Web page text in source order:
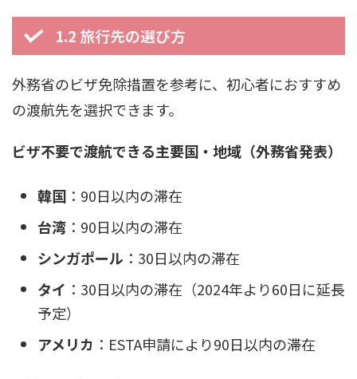
1.2 旅行先の選び方
外務省のビザ免除措置を参考に、初心者におすすめ
の渡航先を選択できます。
ビザ不要で渡航できる主要国・地域（外務省発表）
韓国 ：90日以内の滞在
台湾 ：90日以内の滞在
シンガポール ：30日以内の滞在
タイ ：30日以内の滞在（2024年より60日に延長
予定）
アメリカ ：ESTA申請により90日以内の滞在